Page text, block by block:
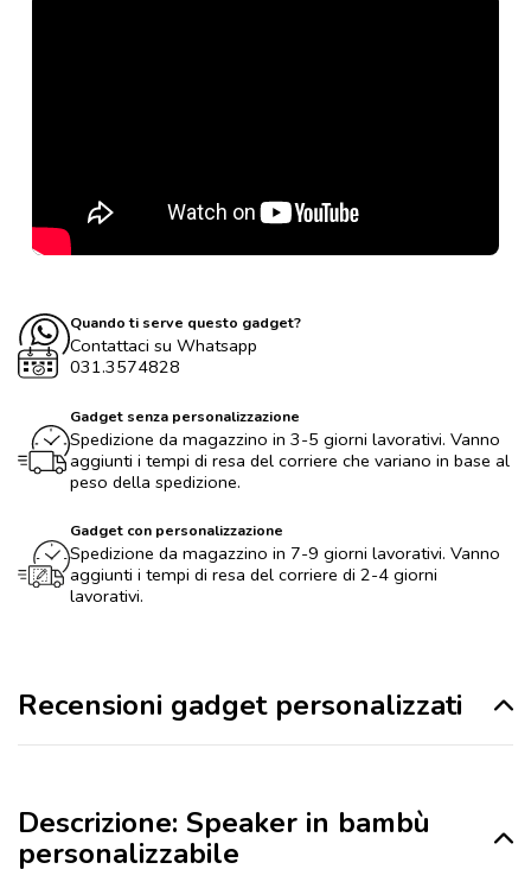
Quando ti serve questo gadget?
Contattaci su Whatsapp
031.3574828
Gadget senza personalizzazione
Spedizione da magazzino in 3-5 giorni lavorativi. Vanno
aggiunti i tempi di resa del corriere che variano in base al
peso della spedizione.
Gadget con personalizzazione
Spedizione da magazzino in 7-9 giorni lavorativi. Vanno
aggiunti i tempi di resa del corriere di 2-4 giorni
lavorativi.
Recensioni gadget personalizzati
Descrizione: Speaker in bambù
personalizzabile